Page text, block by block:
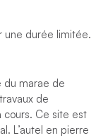
une durée limitée.
du marae de
de
cours. Ce site est
L’autel en pierre